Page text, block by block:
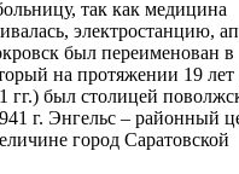
так как медицина
электростанцию,
был переименован в
на протяжении 19 лет
гг.) был столицей
г. Энгельс – районный
город Саратовской